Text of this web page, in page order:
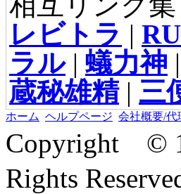
レビトラ |
ラル| 蟻力神 |
蔵秘雄精| 三
ホーム ヘルプページ 会社概要/代
Copyright ©
Rights